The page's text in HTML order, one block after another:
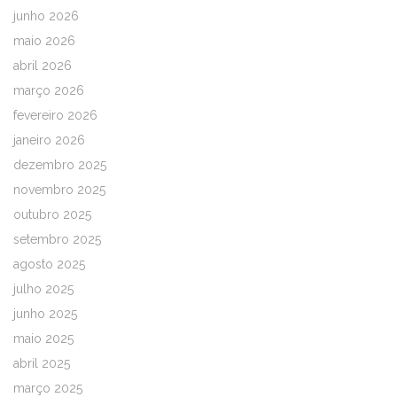
junho 2026
maio 2026
abril 2026
março 2026
fevereiro 2026
janeiro 2026
dezembro 2025
novembro 2025
outubro 2025
setembro 2025
agosto 2025
julho 2025
junho 2025
maio 2025
abril 2025
março 2025